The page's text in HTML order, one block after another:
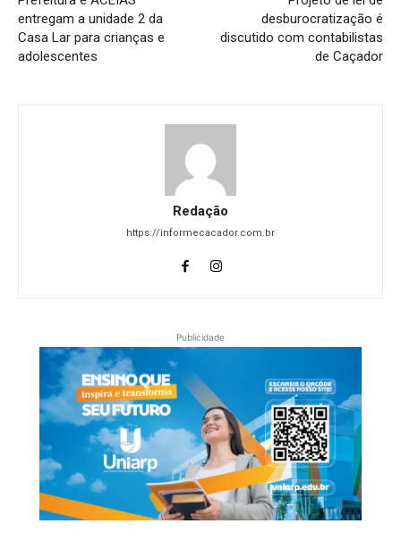
entregam a unidade 2 da
Casa Lar para crianças e
adolescentes
desburocratização é
discutido com contabilistas
de Caçador
Redação
https://informecacador.com.br
Publicidade